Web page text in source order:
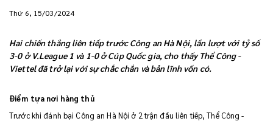
Thứ 6, 15/03/2024
Hai chiến thắng liên tiếp trước Công an Hà Nội, lần lượt với tỷ số
3-0 ở V.League 1 và 1-0 ở Cúp Quốc gia, cho thấy Thể Công -
Viettel đã trở lại với sự chắc chắn và bản lĩnh vốn có.
Điểm tựa nơi hàng thủ
Trước khi đánh bại Công an Hà Nội ở 2 trận đấu liên tiếp, Thể Công -